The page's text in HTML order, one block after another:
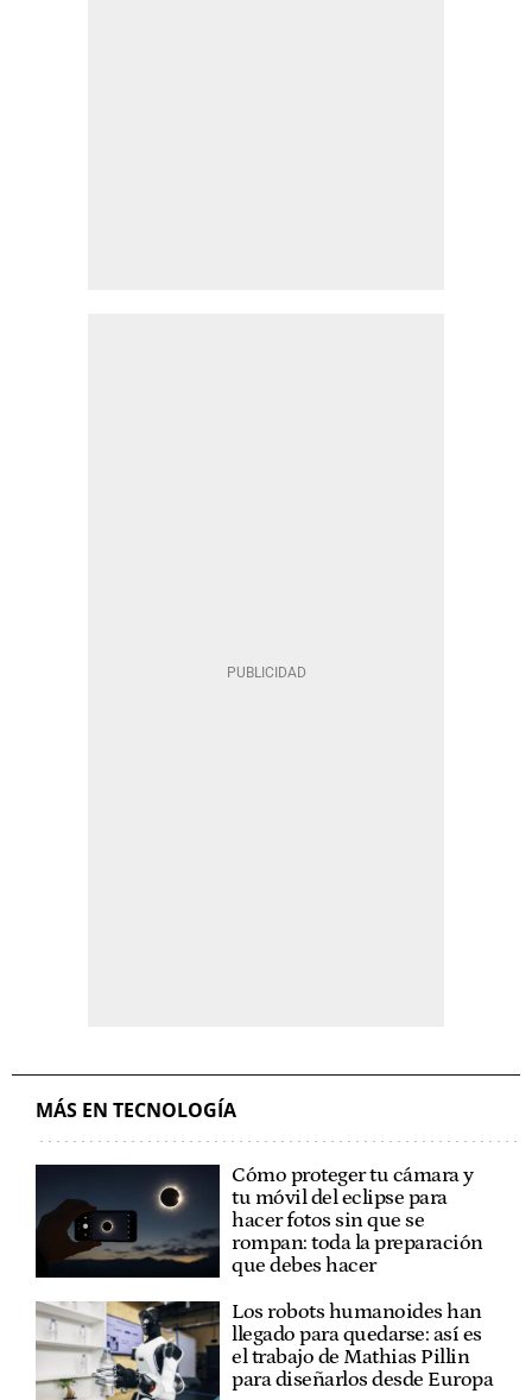
MÁS EN TECNOLOGÍA
Cómo proteger tu cámara y
tu móvil del eclipse para
hacer fotos sin que se
rompan: toda la preparación
que debes hacer
Los robots humanoides han
llegado para quedarse: así es
el trabajo de Mathias Pillin
para diseñarlos desde Europa